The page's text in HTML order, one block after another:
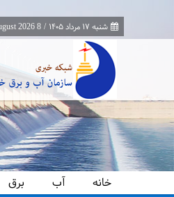
شنبه ۱۷ مرداد ۱۴۰۵ /
8 August 2026
خانه آب برق